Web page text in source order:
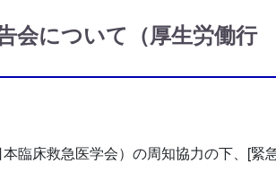
会について（厚生労働行
臨床救急医学会）の周知協力の下、[緊